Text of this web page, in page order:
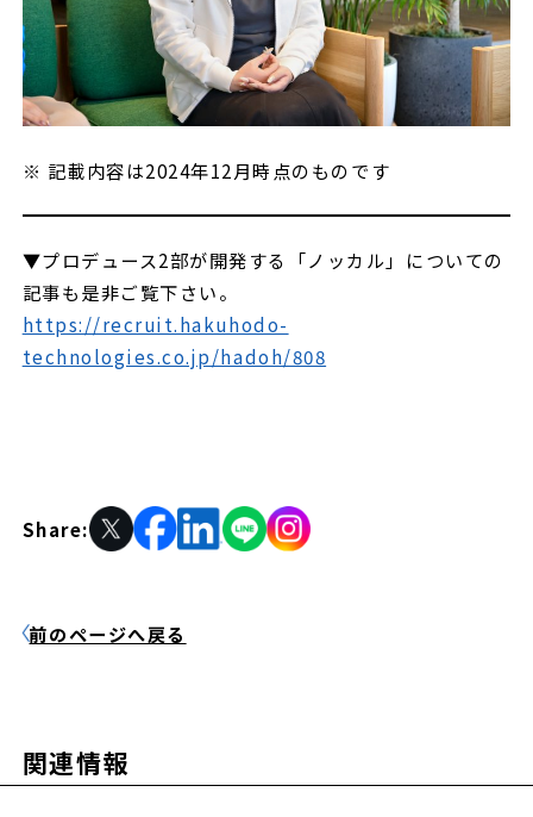
※ 記載内容は2024年12月時点のものです
▼プロデュース2部が開発する「ノッカル」についての
記事も是非ご覧下さい。
https://recruit.hakuhodo-
technologies.co.jp/hadoh/808
Share:
前のページへ戻る
関連情報